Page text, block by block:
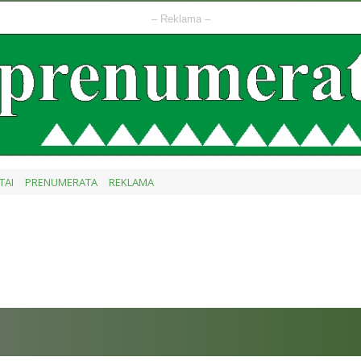
– Reklama –
PRENUMERATA REKLAMA